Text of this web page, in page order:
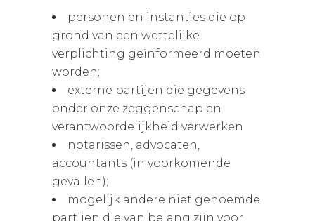
personen en instanties die op
grond van een wettelijke
verplichting geïnformeerd moeten
worden;
externe partijen die gegevens
onder onze zeggenschap en
verantwoordelijkheid verwerken
notarissen, advocaten,
accountants (in voorkomende
gevallen);
mogelijk andere niet genoemde
partijen die van belang zijn voor